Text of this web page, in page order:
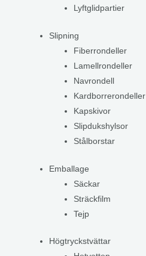
Lyftglidpartier
Slipning
Fiberrondeller
Lamellrondeller
Navrondell
Kardborrerondeller
Kapskivor
Slipdukshylsor
Stålborstar
Emballage
Säckar
Sträckfilm
Tejp
Högtryckstvättar